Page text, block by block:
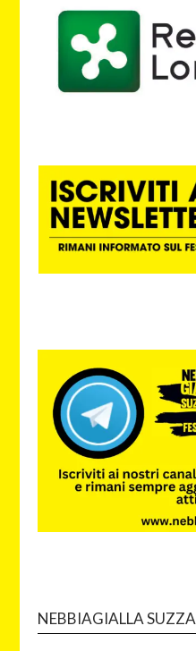
NEBBIAGIALLA